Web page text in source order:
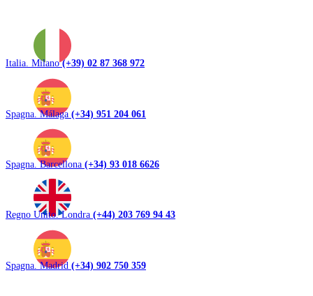
Italia. Milano(+39) 02 87 368 972
Spagna. Málaga (+34) 951 204 061
Spagna. Barcellona (+34) 93 018 6626
Regno Unito. Londra (+44) 203 769 94 43
Spagna. Madrid (+34) 902 750 359